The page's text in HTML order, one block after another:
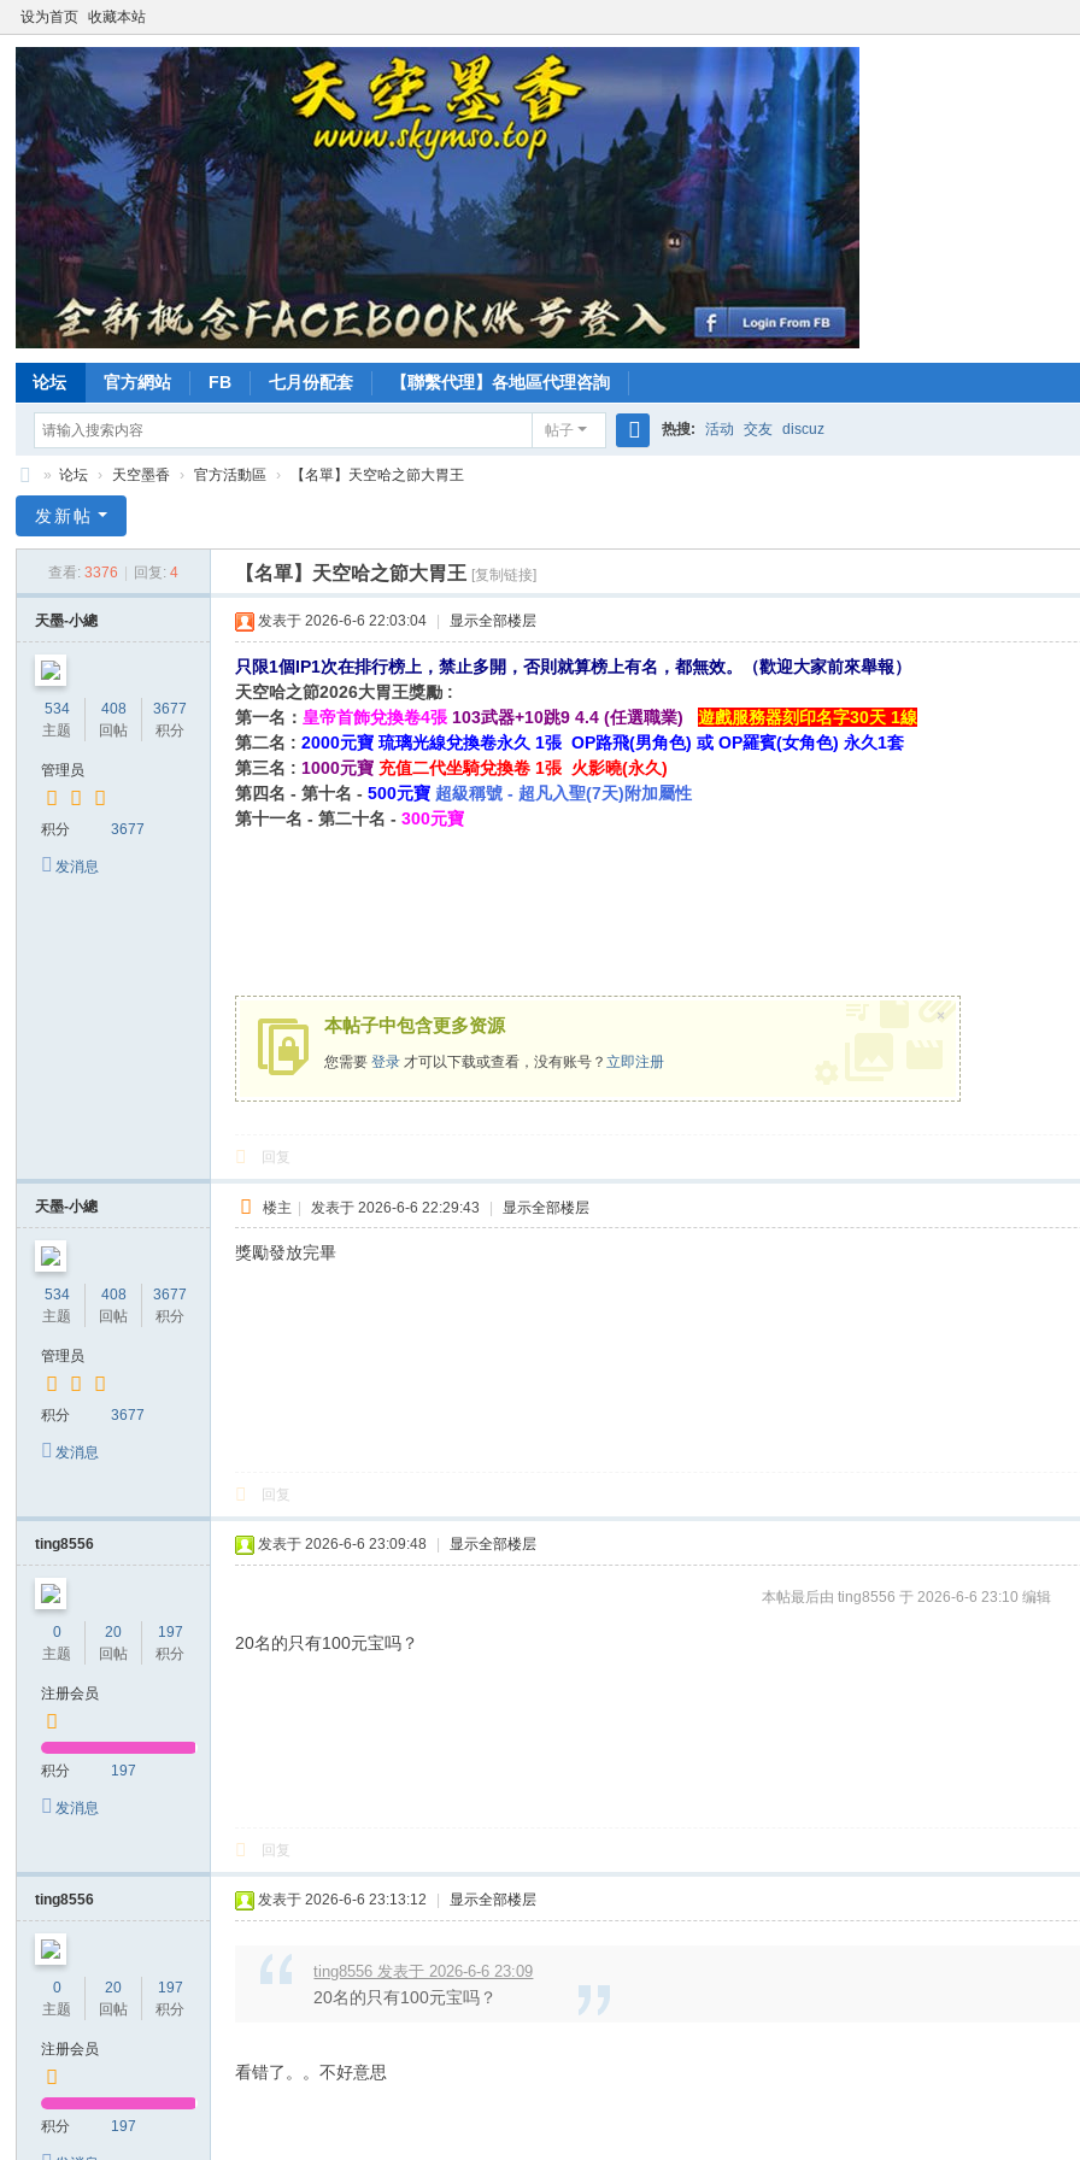
设为首页 收藏本站
论坛 官方網站 FB 七月份配套 【聯繫代理】各地區代理咨詢
帖子 热搜: 活动 交友 discuz
空
» 论坛 › 天空墨香 › 官方活動區 › 【名單】天空哈之節大胃王
发新帖
查看: 3376 回复: 4 【名單】天空哈之節大胃王 [复制链接]
天墨-小總
534
主题
408
回帖
3677
积分
管理员
积分 3677
发消息
发表于 2026-6-6 22:03:04 显示全部楼层
只限1個IP1次在排行榜上，禁止多開，否則就算榜上有名，都無效。（歡迎大家前來舉報）
天空哈之節2026大胃王獎勵 :
第一名： 皇帝首飾兌換卷4張 103武器+10跳9 4.4 (任選職業)
遊戲服務器刻印名字30天 1線
第二名 : 2000元寶 琉璃光線兌換卷永久 1張 OP路飛(男角色) 或 OP羅賓(女角色) 永久1套
第三名 : 1000元寶充值二代坐騎兌換卷 1張 火影曉(永久)
第四名 - 第十名 -500元寶 超級稱號 - 超凡入聖(7天)附加屬性
第十一名 - 第二十名 -300元寶
本帖子中包含更多资源
您需要登录 才可以下载或查看，没有账号？立即注册
×
回复
天墨-小總
534
主题
408
回帖
3677
积分
管理员
积分 3677
发消息
楼主 | 发表于 2026-6-6 22:29:43 | 显示全部楼层
獎勵發放完畢
回复
ting8556
0
主题
20
回帖
197
积分
注册会员
积分 197
发消息
发表于 2026-6-6 23:09:48 显示全部楼层
本帖最后由 ting8556 于 2026-6-6 23:10 编辑
20名的只有100元宝吗？
回复
ting8556
0
主题
20
回帖
197
积分
注册会员
积分 197
发表于 2026-6-6 23:13:12 显示全部楼层
ting8556 发表于 2026-6-6 23:09
20名的只有100元宝吗？
看错了。。不好意思